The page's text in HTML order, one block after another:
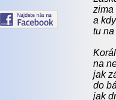
zima
a
tu
na
jak
do
jak